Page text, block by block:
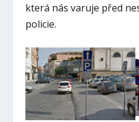
která nás varuje před
policie.